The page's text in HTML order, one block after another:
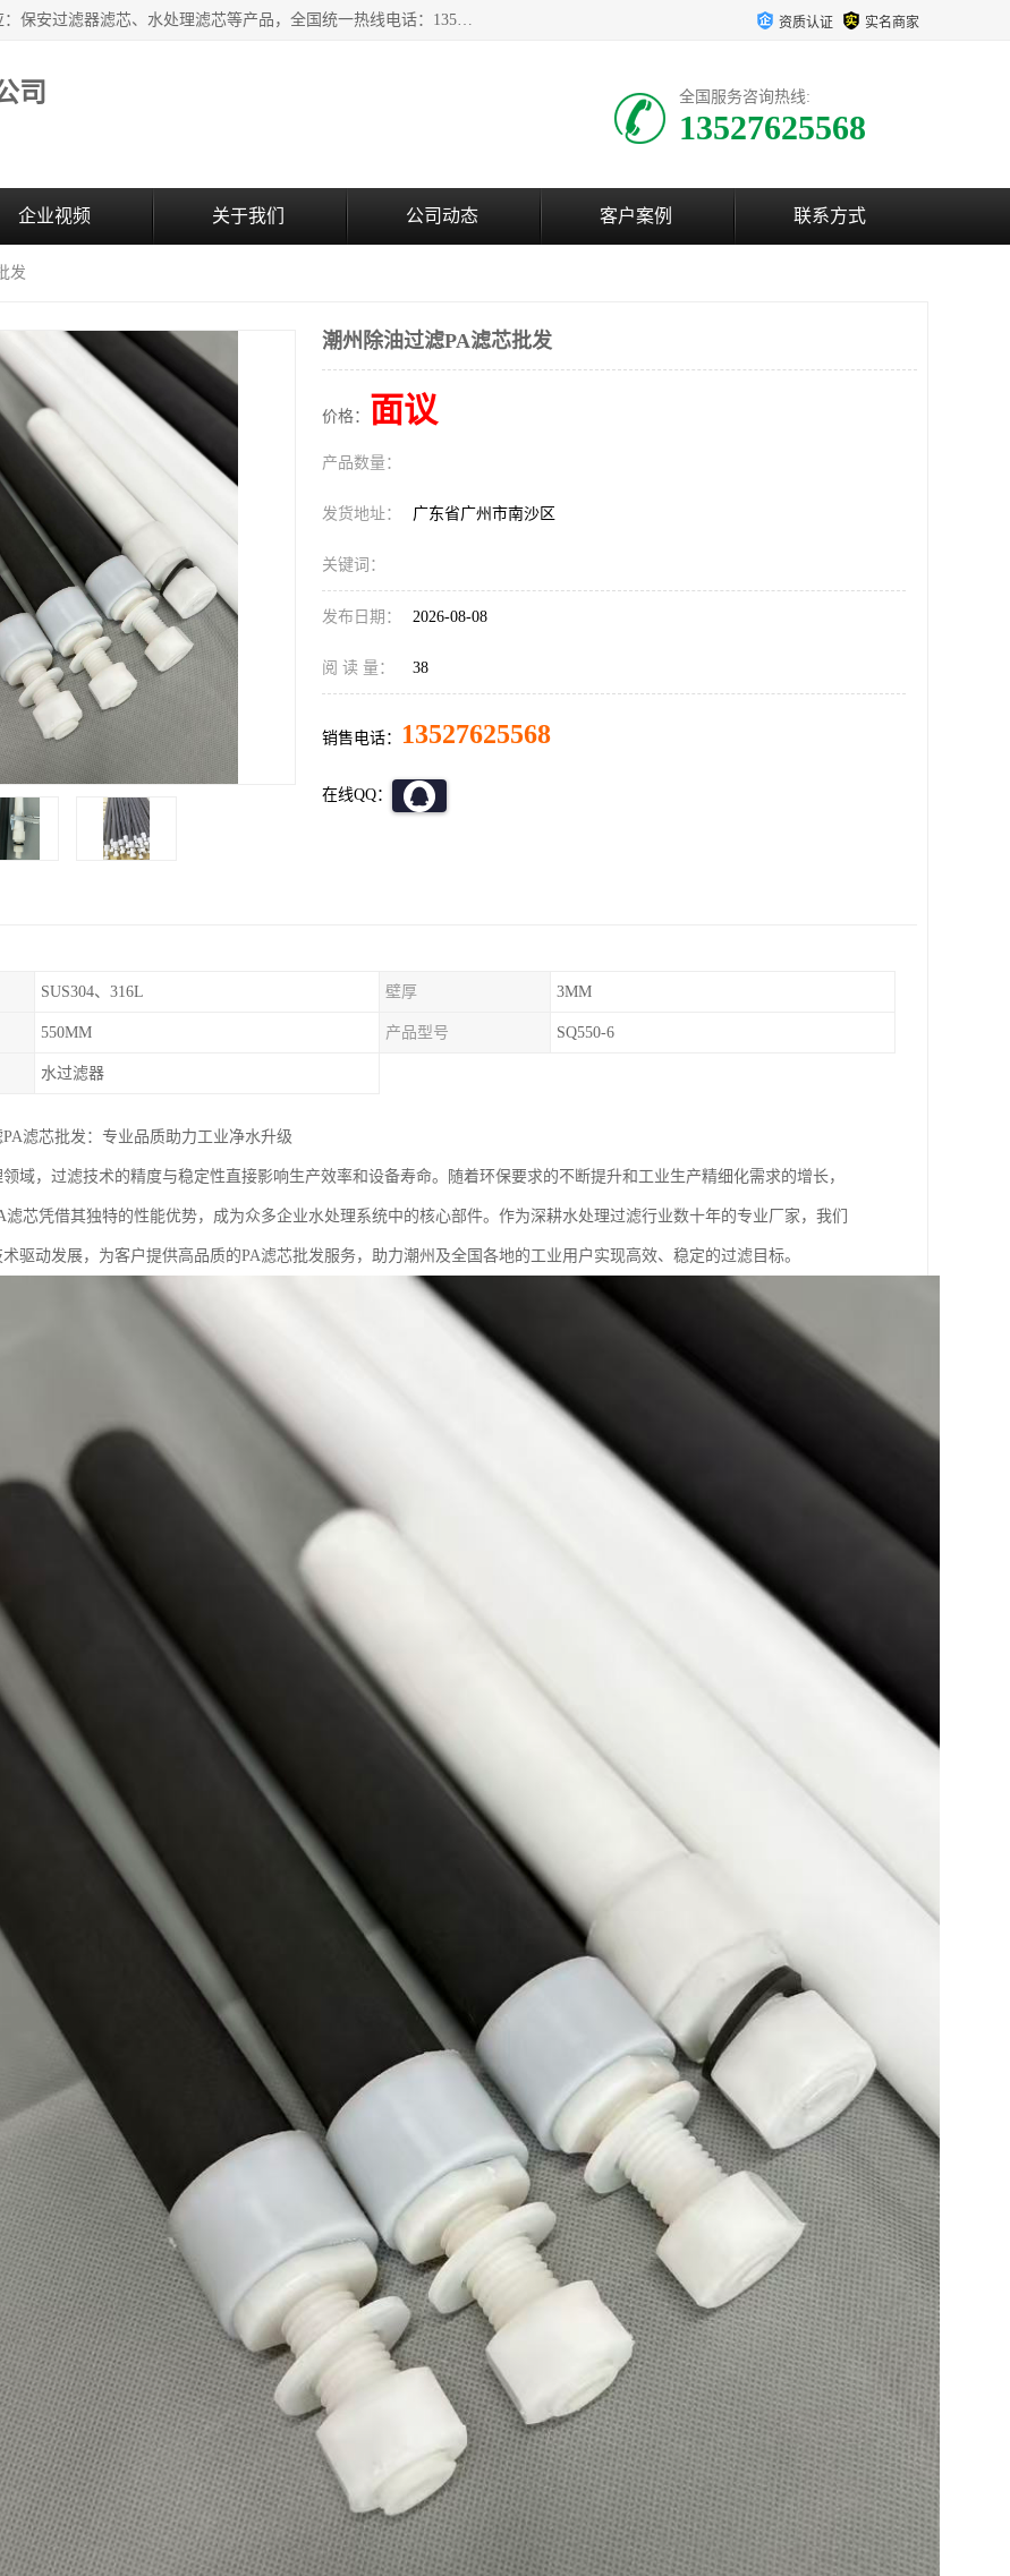
广州市森泉过滤器材有限公司（bomafw.b2b168.com）批量供应：保安过滤器滤芯、水处理滤芯等产品，全国统一热线电话：13527625568。广州市森泉过滤器材有限公司数十年专注于水处理过滤设备的工作，积累了丰富的经验，取得了行业的业绩和成果。 资质认证 实名商家
司 全国服务咨询热线:
13527625568
企业视频 关于我们 公司动态 客户案例 联系方式
发
潮州除油过滤PA滤芯批发
价格： 面议
产品数量：
发货地址： 广东省广州市南沙区
关键词：
发布日期： 2026-08-08
阅 读 量： 38
销售电话： 13527625568
在线QQ：
SUS304、316L 壁厚 3MM
550MM 产品型号 SQ550-6
水过滤器
滤芯批发：专业品质助力工业净水升级
域，过滤技术的精度与稳定性直接影响生产效率和设备寿命。随着环保要求的不断提升和工业生产精细化需求的增长，
滤芯凭借其独特的性能优势，成为众多企业水处理系统中的核心部件。作为深耕水处理过滤行业数十年的专业厂家，我们
驱动发展，为客户提供高品质的PA滤芯批发服务，助力潮州及全国各地的工业用户实现高效、稳定的过滤目标。